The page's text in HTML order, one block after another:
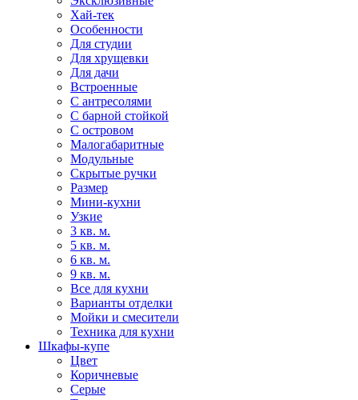
Хай-тек
Особенности
Для студии
Для хрущевки
Для дачи
Встроенные
С антресолями
С барной стойкой
С островом
Малогабаритные
Модульные
Скрытые ручки
Размер
Мини-кухни
Узкие
3 кв. м.
5 кв. м.
6 кв. м.
9 кв. м.
Все для кухни
Варианты отделки
Мойки и смесители
Техника для кухни
Шкафы-купе
Цвет
Коричневые
Серые